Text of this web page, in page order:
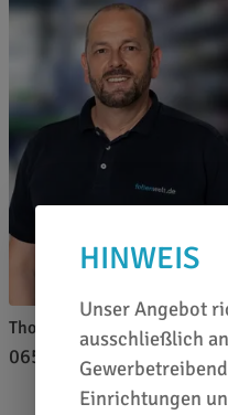
Thomas Pfeffer
0651 46 27 79 80
HINWEIS
Unser Angebot
ausschließlich
Einrichtungen